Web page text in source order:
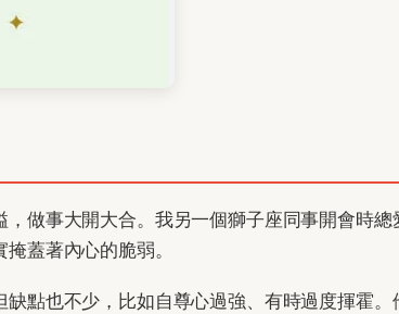
做事大開大合。我另一個獅子座同事開會時總
蓋著內心的脆弱。
點也不少，比如自尊心過強、有時過度揮霍。